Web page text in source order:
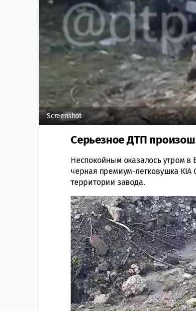
Screenshot
Серьезное ДТП
Неспокойным оказалось утром в
черная премиум-легковушка KIA
территории завода.
Видеоплеер